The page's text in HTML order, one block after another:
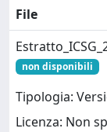
File
non disponibili
Tipologia:
Licenza: Non